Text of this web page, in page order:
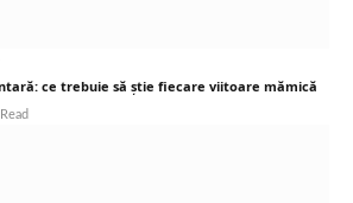
ce trebuie să știe fiecare viitoare mămică